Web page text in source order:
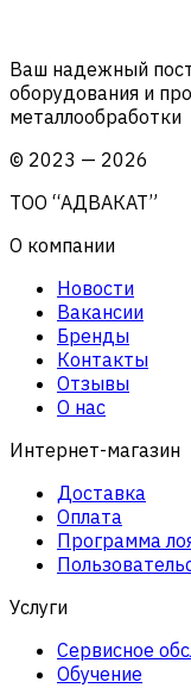
Ваш надежный
оборудования и
металлообработки
© 2023 — 2026
ТОО “АДВАКАТ”
О компании
Новости
Вакансии
Бренды
Контакты
Отзывы
О нас
Интернет-магазин
Доставка
Оплата
Программа
Услуги
Сервисное
Обучение